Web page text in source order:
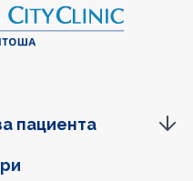
пациента